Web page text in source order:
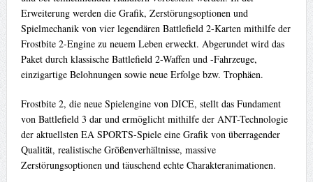
Erweiterung werden die Grafik, Zerstörungsoptionen und
Spielmechanik von vier legendären Battlefield 2-Karten mithilfe der
Frostbite 2-Engine zu neuem Leben erweckt. Abgerundet wird das
Paket durch klassische Battlefield 2-Waffen und -Fahrzeuge,
einzigartige Belohnungen sowie neue Erfolge bzw. Trophäen.
Frostbite 2, die neue Spielengine von DICE, stellt das Fundament
von Battlefield 3 dar und ermöglicht mithilfe der ANT-Technologie
der aktuellsten EA SPORTS-Spiele eine Grafik von überragender
Qualität, realistische Größenverhältnisse, massive
Zerstörungsoptionen und täuschend echte Charakteranimationen.